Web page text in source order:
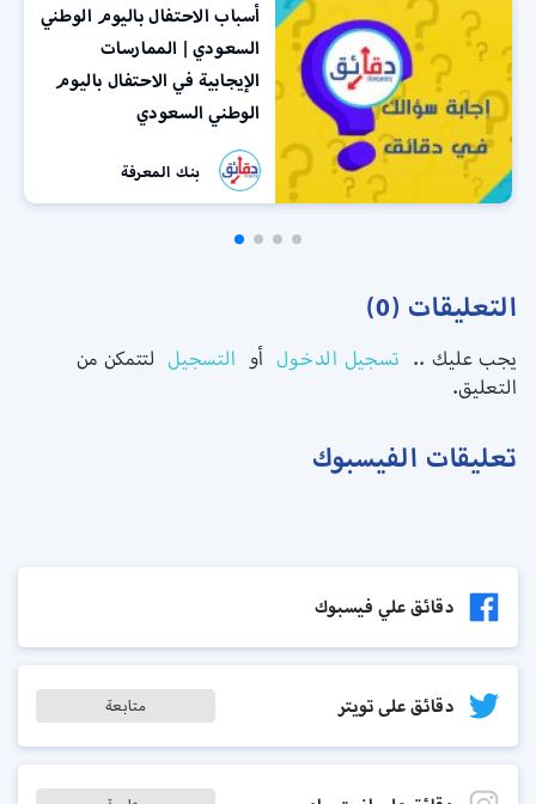
أسباب الاحتفال باليوم الوطني
السعودي | الممارسات
الإيجابية في الاحتفال باليوم
الوطني السعودي
بنك المعرفة
التعليقات (0)
يجب عليك .. تسجيل الدخول أو التسجيل لتتمكن من
التعليق.
تعليقات الفيسبوك
دقائق علي فيسبوك
دقائق على تويتر متابعة